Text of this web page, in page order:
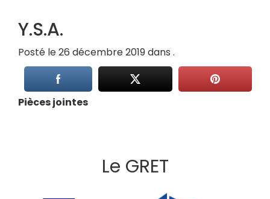
Y.S.A.
Posté le 26 décembre 2019 dans .
Pièces jointes
Le GRET